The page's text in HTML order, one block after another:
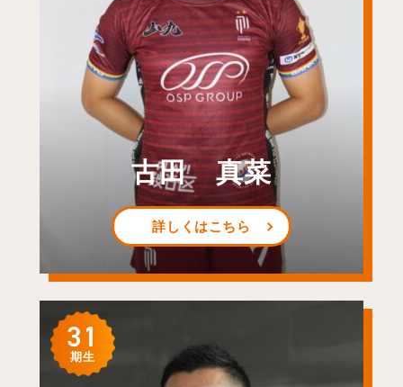
古田 真菜
詳しくはこちら
31
期生